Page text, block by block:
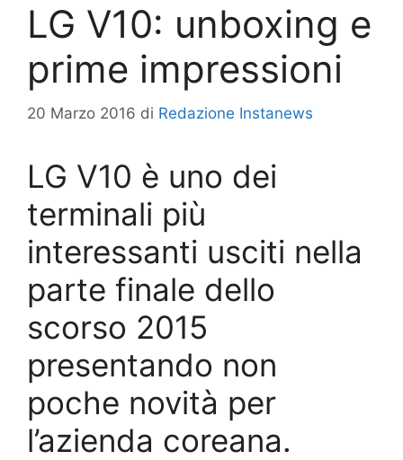
LG V10: unboxing e
prime impressioni
20 Marzo 2016 di Redazione Instanews
LG V10 è uno dei
terminali più
interessanti usciti nella
parte finale dello
scorso 2015
presentando non
poche novità per
l’azienda coreana.